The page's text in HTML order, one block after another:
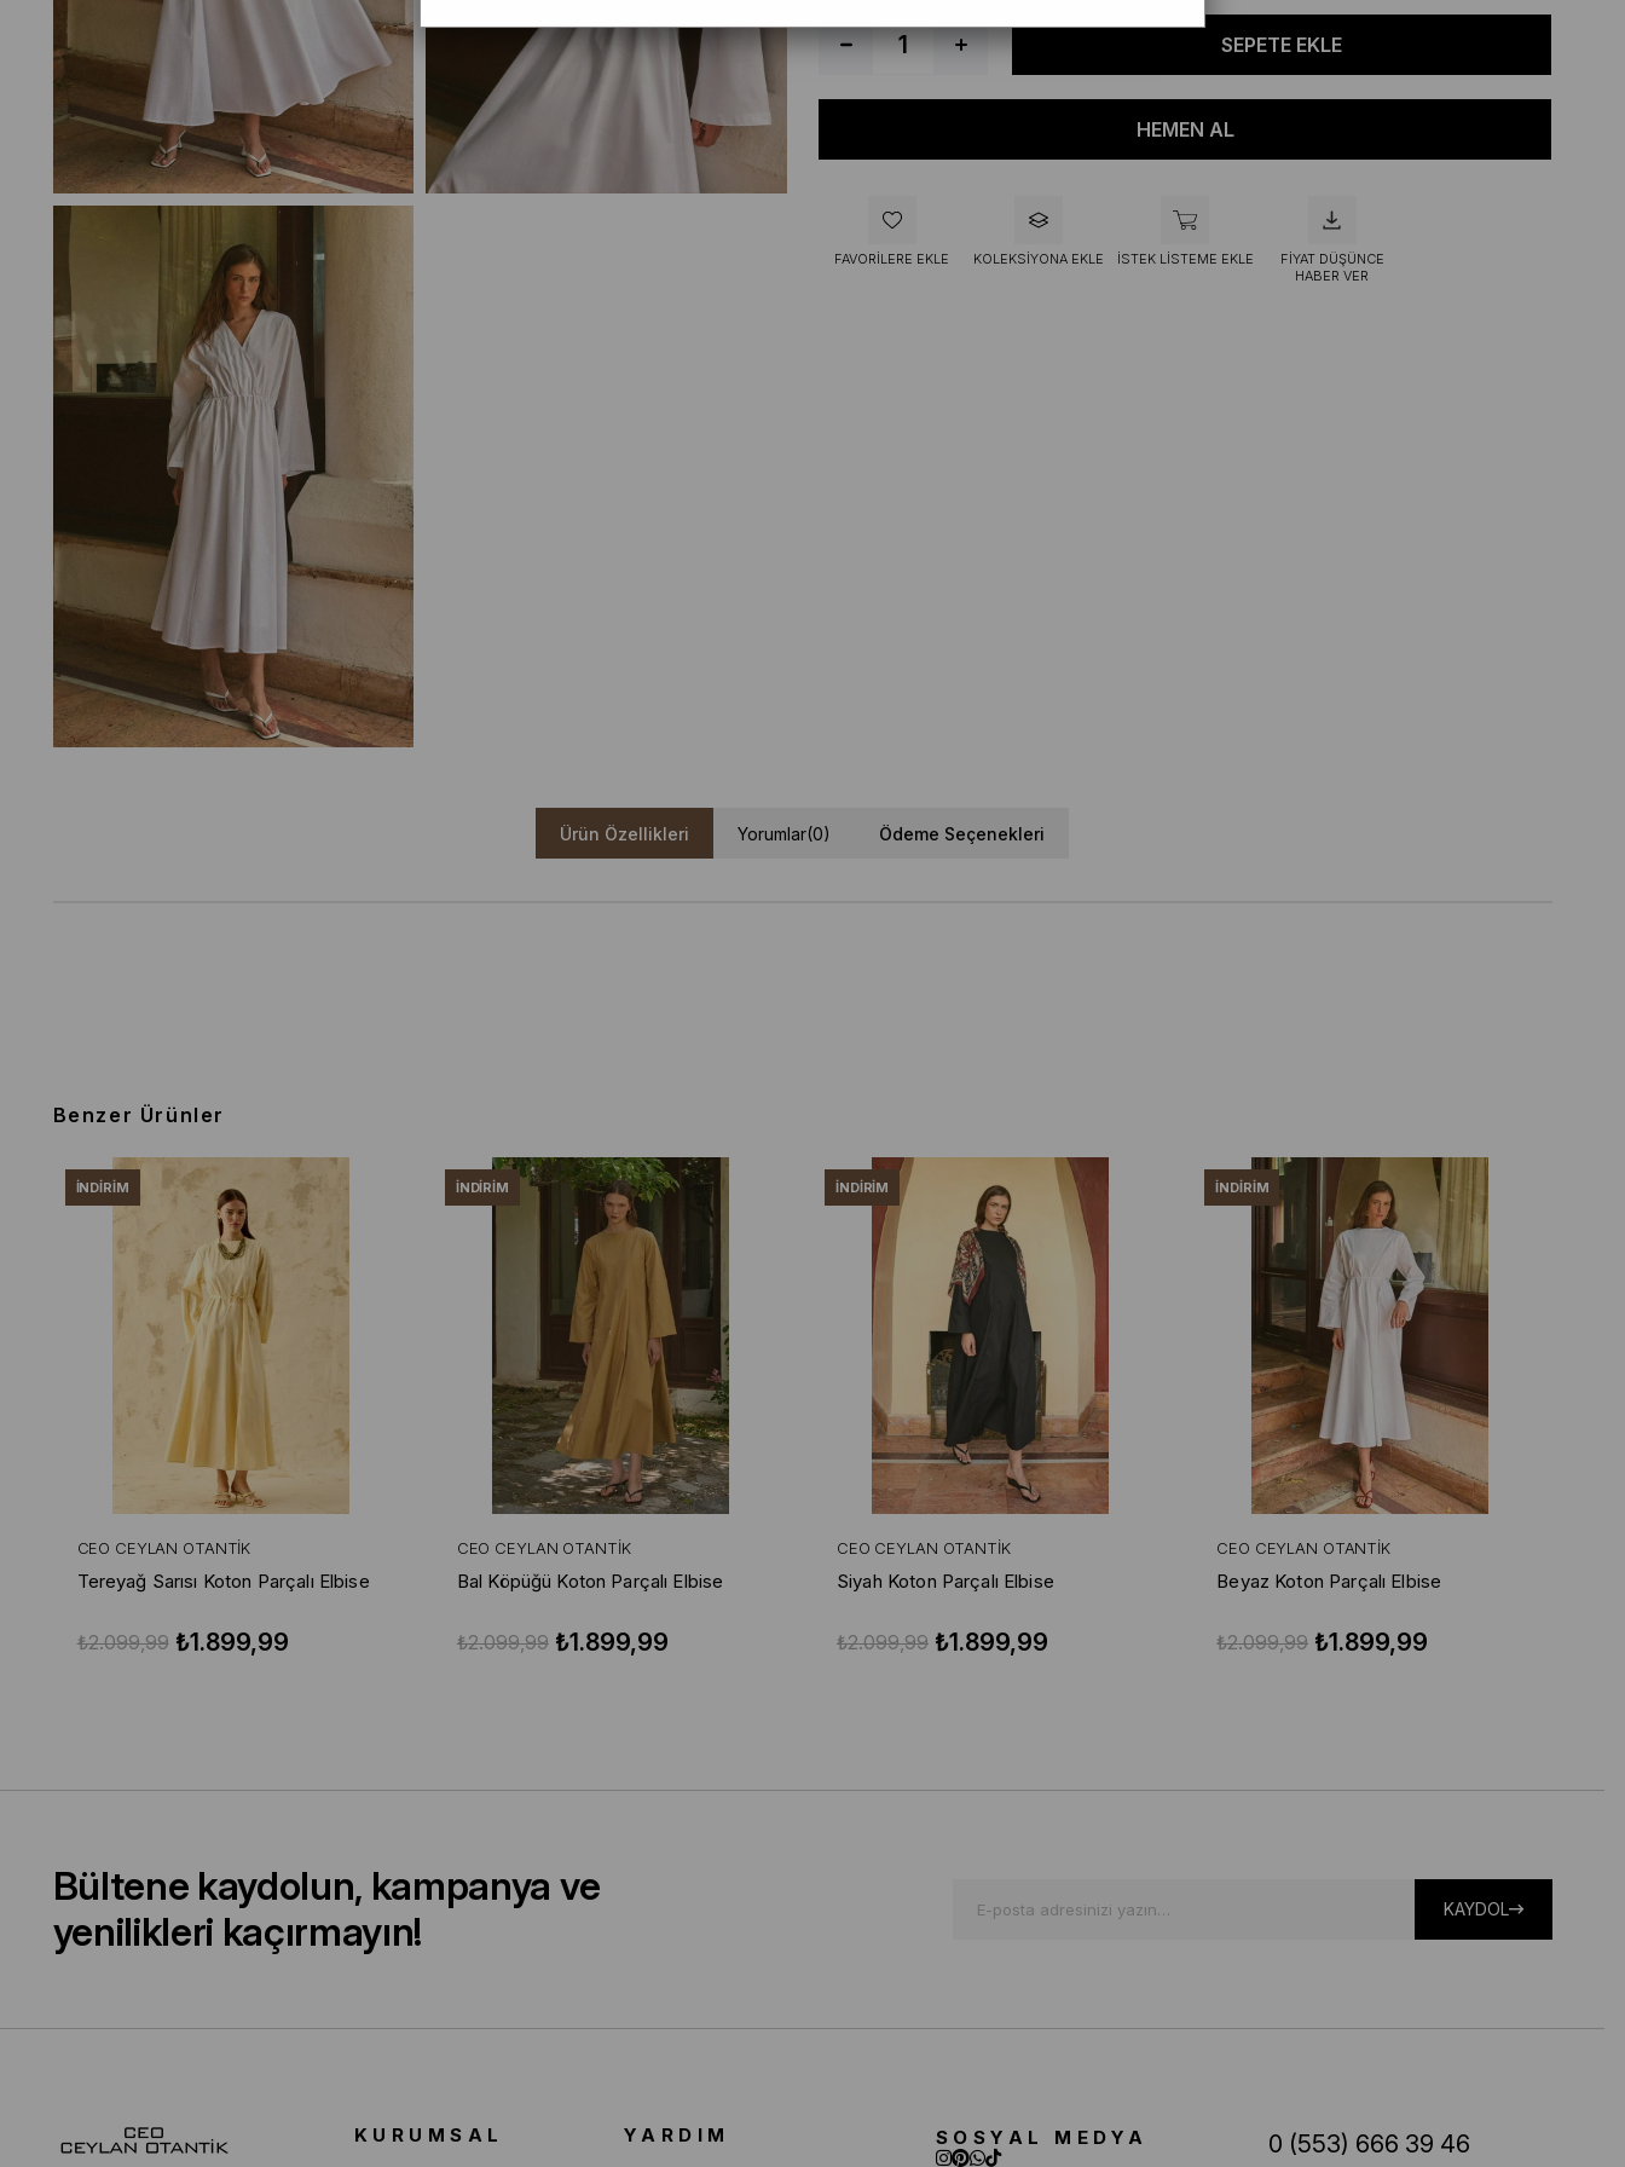
FAVORILERE EKLE KOLEKSIYONA EKLE İSTEK LISTEME EKLE
FIYAT DÜŞÜNCE
HABER VER
Ürün Özellikleri Yorumlar(0) Ödeme Seçenekleri
Benzer Ürünler
CEO CEYLAN OTANTIK
Tereyağ Sarısı Koton Parçalı Elbise
₺1.899,99
₺2.099,99
İNDIRIM
CEO CEYLAN OTANTIK
Bal Köpüğü Koton Parçalı Elbise
₺1.899,99
₺2.099,99
İNDIRIM
CEO CEYLAN OTANTIK
Siyah Koton Parçalı Elbise
₺1.899,99
₺2.099,99
İNDIRIM
CEO CEYLAN OTANTIK
Beyaz Koton Parçalı Elbise
₺1.899,99
₺2.099,99
İNDIRIM
Bültene kaydolun, kampanya ve
yenilikleri kaçırmayın!
KAYDOL
KURUMSAL YARDIM SOSYAL MEDYA
0 (553) 666 39 46